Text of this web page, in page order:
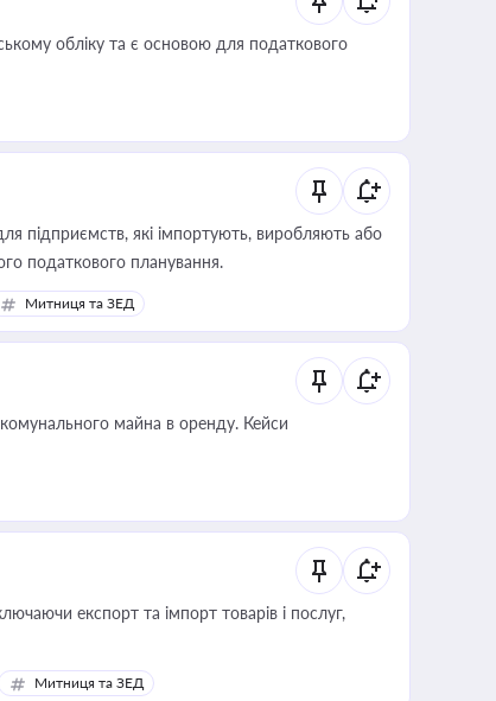
обліку та є основою для податкового
підприємств, які імпортують, виробляють або
податкового планування.
Митниця та ЗЕД
майна в оренду. Кейси
експорт та імпорт товарів і послуг,
Митниця та ЗЕД